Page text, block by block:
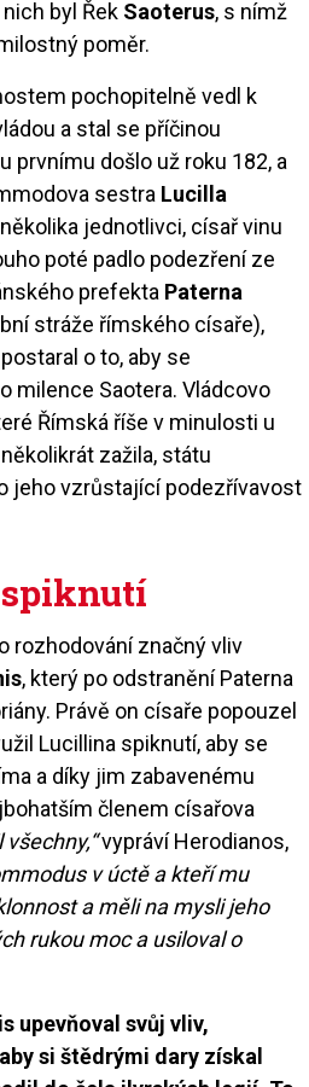
byl Řek Saoterus, s nímž
poměr.
pochopitelně vedl k
a stal se příčinou
prvnímu došlo už roku 182, a
sestra Lucilla
jednotlivci, císař vinu
poté padlo podezření ze
prefekta Paterna
stráže římského císaře),
o to, aby se
milence Saotera. Vládcovo
Římská říše v minulosti u
zažila, státu
jeho vzrůstající podezřívavost
rozhodování značný vliv
, který po odstranění Paterna
Právě on císaře popouzel
Lucillina spiknutí, aby se
a díky jim zabavenému
členem císařova
vypráví Herodianos,
v úctě a kteří mu
a měli na mysli jeho
rukou moc a usiloval o
upevňoval svůj vliv,
si štědrými dary získal